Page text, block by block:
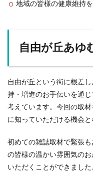
地域の皆様の健康維持
自由が丘あゆ
自由が丘という街に根差
持・増進のお手伝いを通
考えています。今回の取
に知っていただける機会と
初めての雑誌取材で緊張
の皆様の温かい雰囲気の
いただくことができました